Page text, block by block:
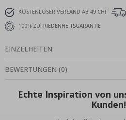
KOSTENLOSER VERSAND AB 49 CHF
100% ZUFRIEDENHEITSGARANTIE
EINZELHEITEN
BEWERTUNGEN (0)
Echte Inspiration von
Kunden!